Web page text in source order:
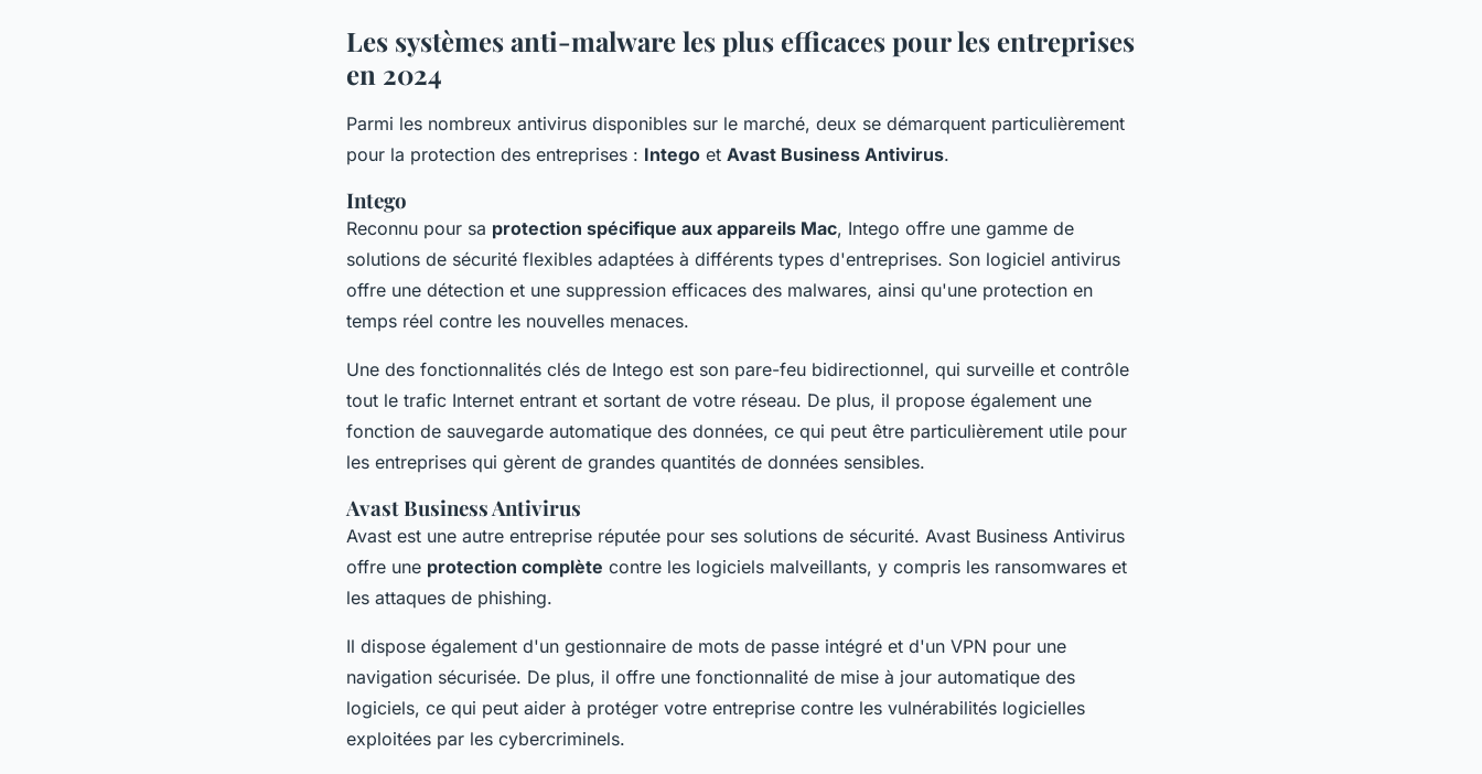
Les systèmes anti-malware les plus efficaces pour les entreprises
en 2024
Parmi les nombreux antivirus disponibles sur le marché, deux se démarquent particulièrement
pour la protection des entreprises : Intego et Avast Business Antivirus.
Intego
Reconnu pour sa protection spécifique aux appareils Mac, Intego offre une gamme de
solutions de sécurité flexibles adaptées à différents types d'entreprises. Son logiciel antivirus
offre une détection et une suppression efficaces des malwares, ainsi qu'une protection en
temps réel contre les nouvelles menaces.
Une des fonctionnalités clés de Intego est son pare-feu bidirectionnel, qui surveille et contrôle
tout le trafic Internet entrant et sortant de votre réseau. De plus, il propose également une
fonction de sauvegarde automatique des données, ce qui peut être particulièrement utile pour
les entreprises qui gèrent de grandes quantités de données sensibles.
Avast Business Antivirus
Avast est une autre entreprise réputée pour ses solutions de sécurité. Avast Business Antivirus
offre une protection complète contre les logiciels malveillants, y compris les ransomwares et
les attaques de phishing.
Il dispose également d'un gestionnaire de mots de passe intégré et d'un VPN pour une
navigation sécurisée. De plus, il offre une fonctionnalité de mise à jour automatique des
logiciels, ce qui peut aider à protéger votre entreprise contre les vulnérabilités logicielles
exploitées par les cybercriminels.